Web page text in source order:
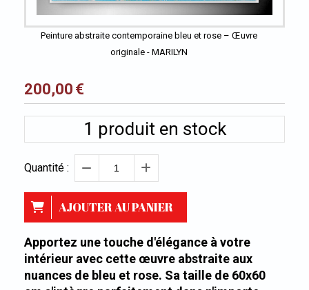
Peinture abstraite contemporaine bleu et rose – Œuvre
originale - MARILYN
200,00 €
1 produit en stock
Quantité :
AJOUTER AU PANIER
Apportez une touche d'élégance à votre
intérieur avec cette œuvre abstraite aux
nuances de bleu et rose. Sa taille de 60x60